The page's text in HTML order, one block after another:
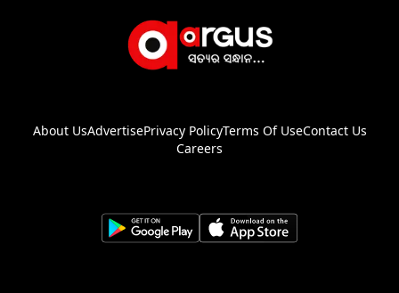
About UsAdvertisePrivacy PolicyTerms Of UseContact Us
Careers